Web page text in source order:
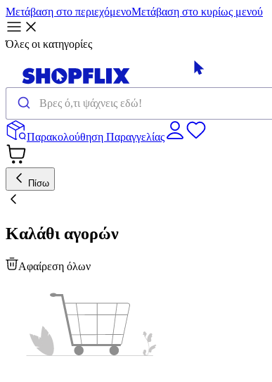
Μετάβαση στο περιεχόμενοΜετάβαση στο κυρίως μενού
Όλες οι κατηγορίες
Παρακολούθηση Παραγγελίας
Πίσω
Καλάθι αγορών
Αφαίρεση όλων